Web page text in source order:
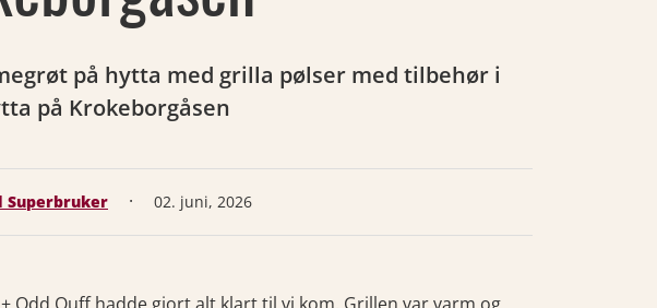
på hytta med grilla pølser med tilbehør i
på Krokeborgåsen
Superbruker · 02. juni, 2026